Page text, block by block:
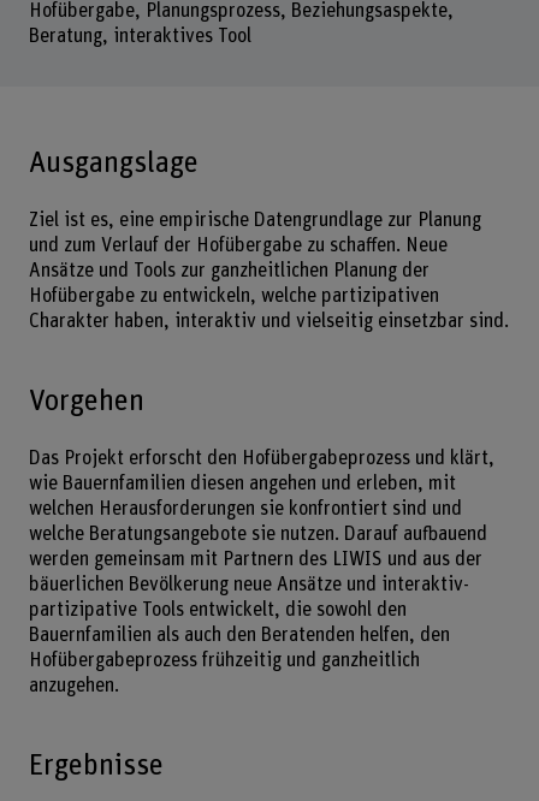
Hofübergabe, Planungsprozess, Beziehungsaspekte,
Beratung, interaktives Tool
Ausgangslage
Ziel ist es, eine empirische Datengrundlage zur Planung
und zum Verlauf der Hofübergabe zu schaffen. Neue
Ansätze und Tools zur ganzheitlichen Planung der
Hofübergabe zu entwickeln, welche partizipativen
Charakter haben, interaktiv und vielseitig einsetzbar sind.
Vorgehen
Das Projekt erforscht den Hofübergabeprozess und klärt,
wie Bauernfamilien diesen angehen und erleben, mit
welchen Herausforderungen sie konfrontiert sind und
welche Beratungsangebote sie nutzen. Darauf aufbauend
werden gemeinsam mit Partnern des LIWIS und aus der
bäuerlichen Bevölkerung neue Ansätze und interaktiv-
partizipative Tools entwickelt, die sowohl den
Bauernfamilien als auch den Beratenden helfen, den
Hofübergabeprozess frühzeitig und ganzheitlich
anzugehen.
Ergebnisse